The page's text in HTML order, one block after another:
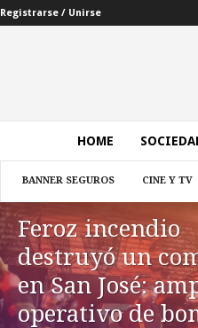
Registrarse / Unirse
HOME
BANNER SEGUROS CINE Y TV
Feroz incendio
destruyó un
en San José:
operativo de